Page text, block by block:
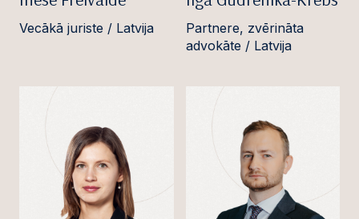
Vecākā juriste / Latvija
Partnere, zvērināta
advokāte / Latvija